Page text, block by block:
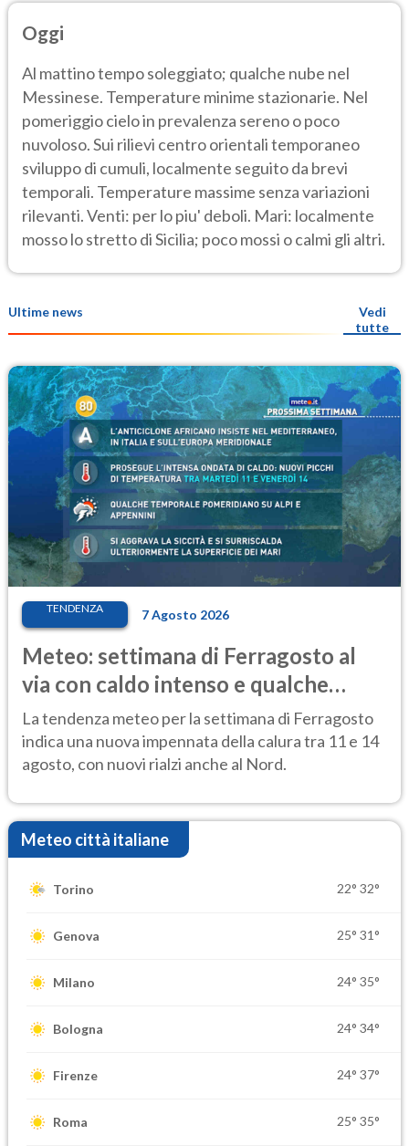
Oggi
Al mattino tempo soleggiato; qualche nube nel
Messinese. Temperature minime stazionarie. Nel
pomeriggio cielo in prevalenza sereno o poco
nuvoloso. Sui rilievi centro orientali temporaneo
sviluppo di cumuli, localmente seguito da brevi
temporali. Temperature massime senza variazioni
rilevanti. Venti: per lo piu' deboli. Mari: localmente
mosso lo stretto di Sicilia; poco mossi o calmi gli altri.
Ultime news
Vedi
tutte
TENDENZA 7 Agosto 2026
Meteo: settimana di Ferragosto al
via con caldo intenso e qualche
temporale
La tendenza meteo per la settimana di Ferragosto
indica una nuova impennata della calura tra 11 e 14
agosto, con nuovi rialzi anche al Nord.
Meteo città italiane
Torino 22° 32°
Genova 25° 31°
Milano 24° 35°
Bologna 24° 34°
Firenze 24° 37°
Roma 25° 35°